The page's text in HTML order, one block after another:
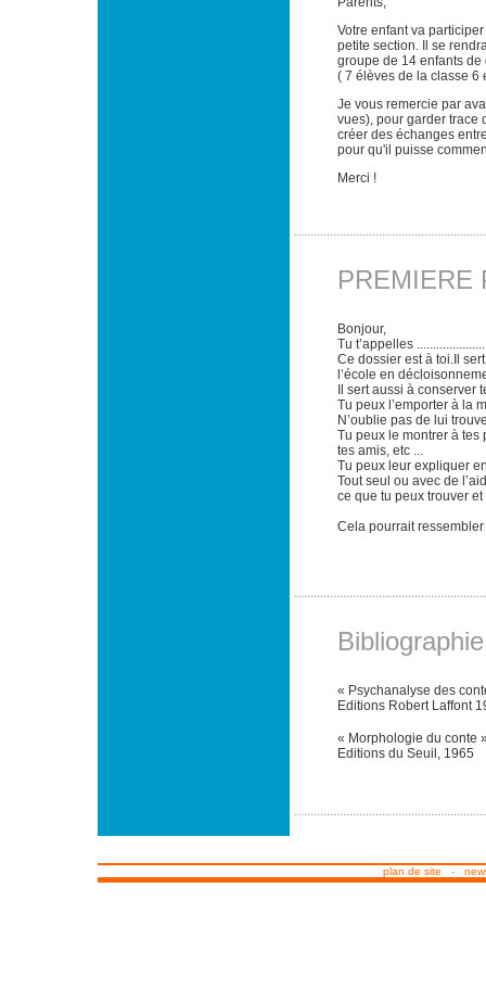
Votre enfant va
petite section. Il se
groupe de 14 enfants de
( 7 élèves de la classe 6
Je vous remercie par
vues), pour garder trace
créer des échanges
pour qu'il puisse
Merci !
PREMIERE
Bonjour,
Tu t’appelles
Ce dossier est à toi.Il
l’école en
Il sert aussi à
Tu peux l’emporter à la
N’oublie pas de lui
Tu peux le montrer à tes
tes amis, etc ...
Tu peux leur expliquer
Tout seul ou avec de
ce que tu peux trouver
Cela pourrait
Bibliographie
« Psychanalyse des
Editions Robert Laffont
« Morphologie du conte
Editions du Seuil, 1965
plan de site -